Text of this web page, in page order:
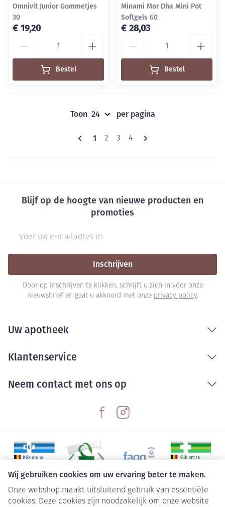
Wij gebruiken cookies om uw ervaring beter te maken.
Onze webshop maakt uitsluitend gebruik van essentiële
cookies. Deze cookies zijn noodzakelijk om onze website
Omnivit Junior Gommetjes
30
€ 19,20
Bestel
Minami Mor Dha Mini Pot
Softgels 60
€ 28,03
Bestel
Pagina's
U lees momenteel pagina
1 Pagina
2 Pagina
3 Pagina
4
Toon per pagina
Blijf op de hoogte van nieuwe producten en
promoties
Inschrijven
Door op inschrijven te klikken, schrijft u zich in voor onze
nieuwsbrief en gaat u akkoord met onze privacy policy.
Uw apotheek
Klantenservice
Neem contact met ons op
Juridische links